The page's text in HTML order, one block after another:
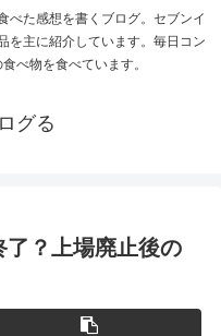
べた感想を書くブログ。セブンイ
を主に紹介しています。毎日コン
べ物を食べています。
グる
了？上場廃止後の